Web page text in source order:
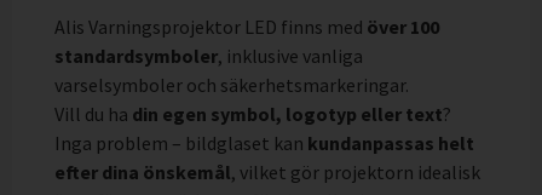
Alis Varningsprojektor LED finns med över 100
standardsymboler, inklusive vanliga
varselsymboler och säkerhetsmarkeringar.
Vill du ha din egen symbol, logotyp eller text?
Inga problem – bildglaset kan kundanpassas helt
efter dina önskemål, vilket gör projektorn idealisk